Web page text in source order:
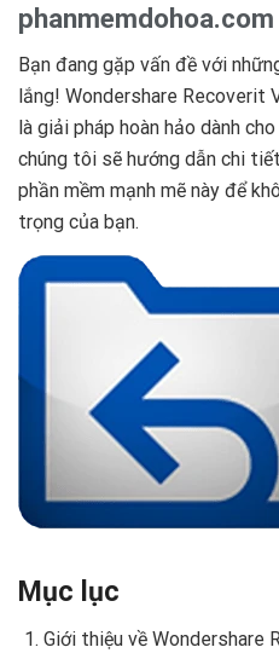
phanmemdohoa.com
Bạn đang gặp vấn đề với
lắng! Wondershare Recoverit
là giải pháp hoàn hảo dành
chúng tôi sẽ hướng dẫn chi
phần mềm mạnh mẽ này để
trọng của bạn.
Mục lục
Giới thiệu về Wondershare